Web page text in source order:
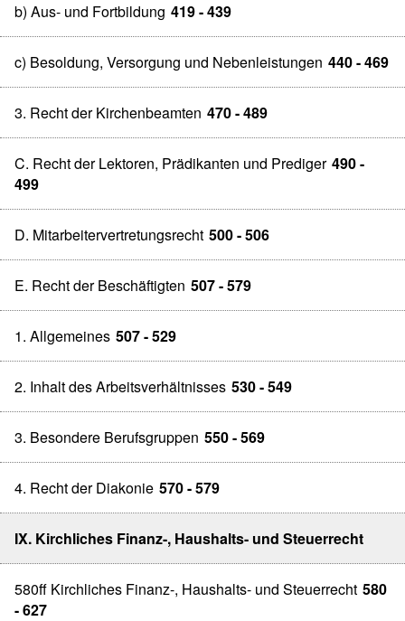
b) Aus- und Fortbildung 419 - 439
c) Besoldung, Versorgung und Nebenleistungen 440 - 469
3. Recht der Kirchenbeamten 470 - 489
C. Recht der Lektoren, Prädikanten und Prediger 490 -
499
D. Mitarbeitervertretungsrecht 500 - 506
E. Recht der Beschäftigten 507 - 579
1. Allgemeines 507 - 529
2. Inhalt des Arbeitsverhältnisses 530 - 549
3. Besondere Berufsgruppen 550 - 569
4. Recht der Diakonie 570 - 579
IX. Kirchliches Finanz-, Haushalts- und Steuerrecht
580ff Kirchliches Finanz-, Haushalts- und Steuerrecht 580
- 627